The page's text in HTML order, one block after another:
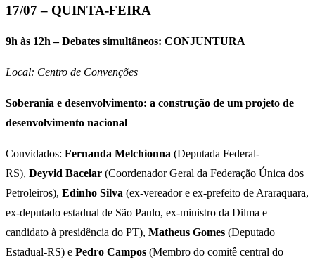
17/07 – QUINTA-FEIRA
9h às 12h – Debates simultâneos: CONJUNTURA
Local: Centro de Convenções
Soberania e desenvolvimento: a construção de um projeto de
desenvolvimento nacional
Convidados: Fernanda Melchionna (Deputada Federal-
RS), Deyvid Bacelar (Coordenador Geral da Federação Única dos
Petroleiros), Edinho Silva (ex-vereador e ex-prefeito de Araraquara,
ex-deputado estadual de São Paulo, ex-ministro da Dilma e
candidato à presidência do PT), Matheus Gomes (Deputado
Estadual-RS) e Pedro Campos (Membro do comitê central do